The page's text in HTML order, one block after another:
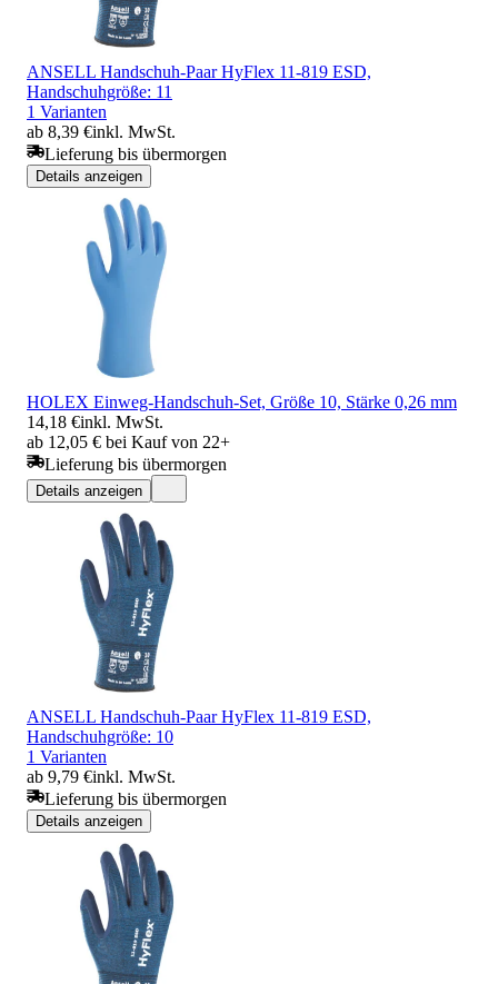
ANSELL Handschuh-Paar HyFlex 11-819 ESD,
Handschuhgröße: 11
1 Varianten
ab 8,39 €inkl. MwSt.
Lieferung bis übermorgen
Details anzeigen
HOLEX Einweg-Handschuh-Set, Größe 10, Stärke 0,26 mm
14,18 €inkl. MwSt.
ab 12,05 € bei Kauf von 22+
Lieferung bis übermorgen
Details anzeigen
ANSELL Handschuh-Paar HyFlex 11-819 ESD,
Handschuhgröße: 10
1 Varianten
ab 9,79 €inkl. MwSt.
Lieferung bis übermorgen
Details anzeigen